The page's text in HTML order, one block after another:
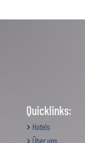
Quicklinks:
Hotels
Über uns